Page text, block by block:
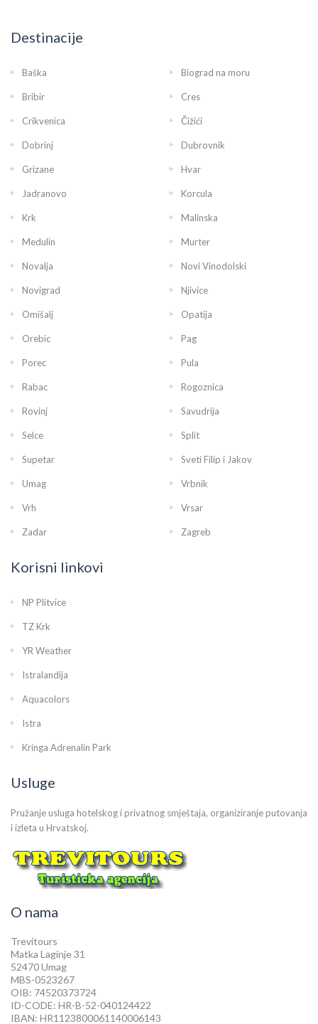
Destinacije
Baška Biograd na moru
Bribir Cres
Crikvenica Čižići
Dobrinj Dubrovnik
Grizane Hvar
Jadranovo Korcula
Krk Malinska
Medulin Murter
Novalja Novi Vinodolski
Novigrad Njivice
Omišalj Opatija
Orebic Pag
Porec Pula
Rabac Rogoznica
Rovinj Savudrija
Selce Split
Supetar Sveti Filip i Jakov
Umag Vrbnik
Vrh Vrsar
Zadar Zagreb
Korisni linkovi
NP Plitvice
TZ Krk
YR Weather
Istralandija
Aquacolors
Istra
Kringa Adrenalin Park
Usluge
Pružanje usluga hotelskog i privatnog smještaja, organiziranje putovanja
i izleta u Hrvatskoj.
O nama
Trevitours
Matka Laginje 31
52470 Umag
MBS-0523267
OIB: 74520373724
ID-CODE: HR-B-52-040124422
IBAN: HR1123800061140006143